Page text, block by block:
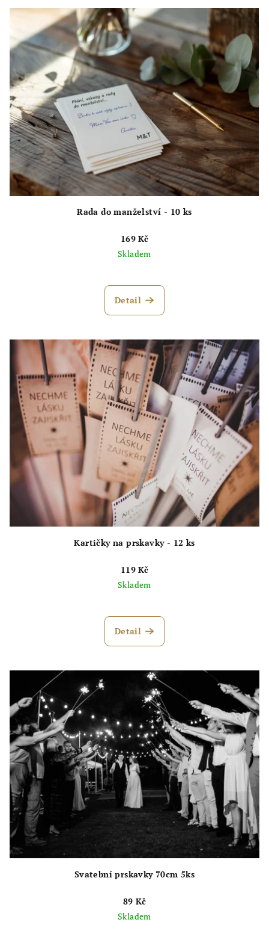
Rada do manželství - 10 ks
169 Kč
Skladem
hodnocení
produktu
hvězdiček.
Detail
Kartičky na prskavky - 12 ks
119 Kč
Skladem
Detail
Svatební prskavky 70cm 5ks
89 Kč
Skladem